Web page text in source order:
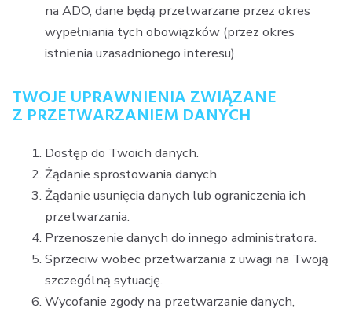
na ADO, dane będą przetwarzane przez okres
wypełniania tych obowiązków (przez okres
istnienia uzasadnionego interesu).
TWOJE UPRAWNIENIA ZWIĄZANE
Z PRZETWARZANIEM DANYCH
Dostęp do Twoich danych.
Żądanie sprostowania danych.
Żądanie usunięcia danych lub ograniczenia ich
przetwarzania.
Przenoszenie danych do innego administratora.
Sprzeciw wobec przetwarzania z uwagi na Twoją
szczególną sytuację.
Wycofanie zgody na przetwarzanie danych,